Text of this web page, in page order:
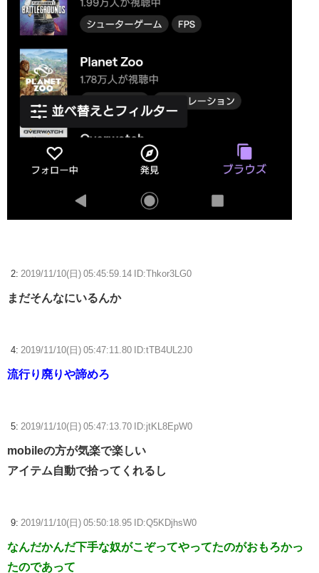
2: 2019/11/10(日) 05:45:59.14 ID:Thkor3LG0
まだそんなにいるんか
4: 2019/11/10(日) 05:47:11.80 ID:tTB4UL2J0
流行り廃りや諦めろ
5: 2019/11/10(日) 05:47:13.70 ID:jtKL8EpW0
mobileの方が気楽で楽しい
アイテム自動で拾ってくれるし
9: 2019/11/10(日) 05:50:18.95 ID:Q5KDjhsW0
なんだかんだ下手な奴がこぞってやってたのがおもろかっ
たのであって